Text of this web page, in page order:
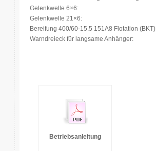
Gelenkwelle 6×6:
Gelenkwelle 21×6:
Bereifung 400/60-15.5 151A8 Flotation
Warndreieck für langsame Anhänger:
Betriebsanleitung